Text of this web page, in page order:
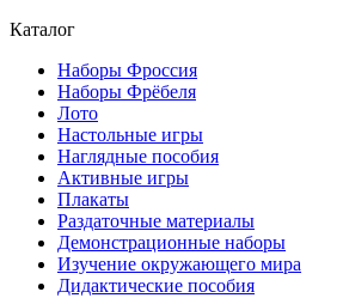
Каталог
Наборы Фроссия
Наборы Фрёбеля
Лото
Настольные игры
Наглядные пособия
Активные игры
Плакаты
Раздаточные материалы
Демонстрационные наборы
Изучение окружающего мира
Дидактические пособия